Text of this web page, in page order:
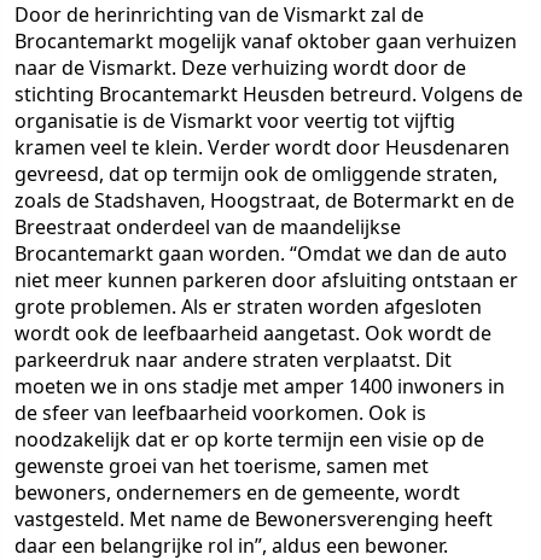
Door de herinrichting van de Vismarkt zal de
Brocantemarkt mogelijk vanaf oktober gaan verhuizen
naar de Vismarkt. Deze verhuizing wordt door de
stichting Brocantemarkt Heusden betreurd. Volgens de
organisatie is de Vismarkt voor veertig tot vijftig
kramen veel te klein. Verder wordt door Heusdenaren
gevreesd, dat op termijn ook de omliggende straten,
zoals de Stadshaven, Hoogstraat, de Botermarkt en de
Breestraat onderdeel van de maandelijkse
Brocantemarkt gaan worden. “Omdat we dan de auto
niet meer kunnen parkeren door afsluiting ontstaan er
grote problemen. Als er straten worden afgesloten
wordt ook de leefbaarheid aangetast. Ook wordt de
parkeerdruk naar andere straten verplaatst. Dit
moeten we in ons stadje met amper 1400 inwoners in
de sfeer van leefbaarheid voorkomen. Ook is
noodzakelijk dat er op korte termijn een visie op de
gewenste groei van het toerisme, samen met
bewoners, ondernemers en de gemeente, wordt
vastgesteld. Met name de Bewonersverenging heeft
daar een belangrijke rol in”, aldus een bewoner.